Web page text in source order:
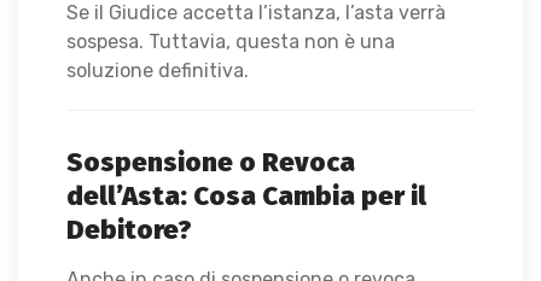
Se il Giudice accetta l’istanza, l’asta verrà
sospesa. Tuttavia, questa non è una
soluzione definitiva.
Sospensione o Revoca
dell’Asta: Cosa Cambia per il
Debitore?